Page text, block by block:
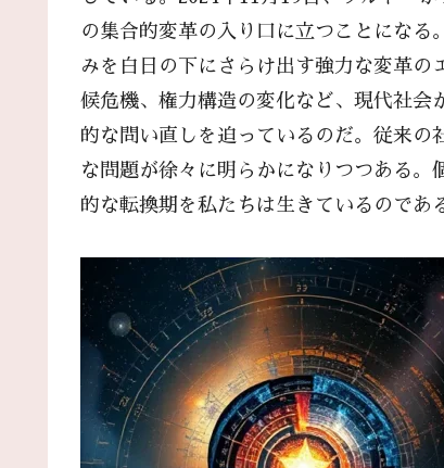
の集合的変革の入り口に立つことにな
みを白日の下にさらけ出す強力な変革
候危機、権力構造の変化など、現代社会
的な問い直しを迫っているのだ。従来の
な問題が徐々に明らかになりつつある
的な転換期を私たちは生きているのであ